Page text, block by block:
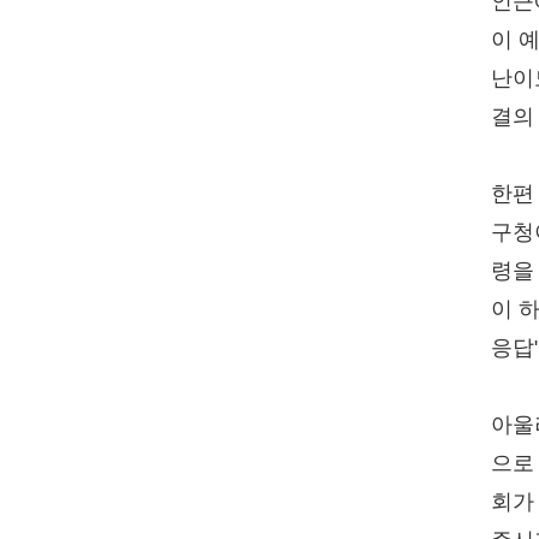
이
난
결
한
구
령
이
응
아
으
회